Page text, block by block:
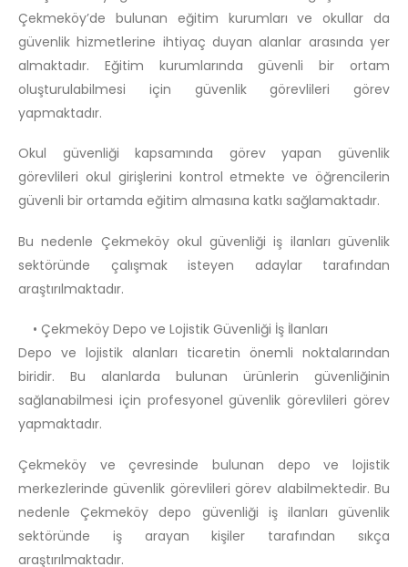
Çekmeköy’de bulunan eğitim kurumları ve okullar da
güvenlik hizmetlerine ihtiyaç duyan alanlar arasında yer
almaktadır. Eğitim kurumlarında güvenli bir ortam
oluşturulabilmesi için güvenlik görevlileri görev
yapmaktadır.
Okul güvenliği kapsamında görev yapan güvenlik
görevlileri okul girişlerini kontrol etmekte ve öğrencilerin
güvenli bir ortamda eğitim almasına katkı sağlamaktadır.
Bu nedenle Çekmeköy okul güvenliği iş ilanları güvenlik
sektöründe çalışmak isteyen adaylar tarafından
araştırılmaktadır.
• Çekmeköy Depo ve Lojistik Güvenliği İş İlanları
Depo ve lojistik alanları ticaretin önemli noktalarından
biridir. Bu alanlarda bulunan ürünlerin güvenliğinin
sağlanabilmesi için profesyonel güvenlik görevlileri görev
yapmaktadır.
Çekmeköy ve çevresinde bulunan depo ve lojistik
merkezlerinde güvenlik görevlileri görev alabilmektedir. Bu
nedenle Çekmeköy depo güvenliği iş ilanları güvenlik
sektöründe iş arayan kişiler tarafından sıkça
araştırılmaktadır.